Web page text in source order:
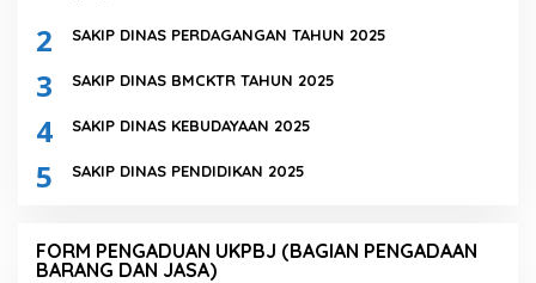
2 SAKIP DINAS PERDAGANGAN TAHUN 2025
3 SAKIP DINAS BMCKTR TAHUN 2025
4 SAKIP DINAS KEBUDAYAAN 2025
5 SAKIP DINAS PENDIDIKAN 2025
FORM PENGADUAN UKPBJ (BAGIAN PENGADAAN
BARANG DAN JASA)